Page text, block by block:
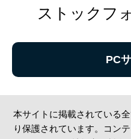
ストックフ
PC
本サイトに掲載されている
り保護されています。コン